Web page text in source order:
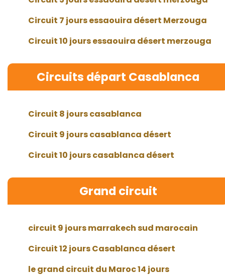
Circuit 7 jours essaouira désert Merzouga
Circuit 10 jours essaouira désert merzouga
Circuits départ Casablanca
Circuit 8 jours casablanca
Circuit 9 jours casablanca désert
Circuit 10 jours casablanca désert
Grand circuit
circuit 9 jours marrakech sud marocain
Circuit 12 jours Casablanca désert
le grand circuit du Maroc 14 jours